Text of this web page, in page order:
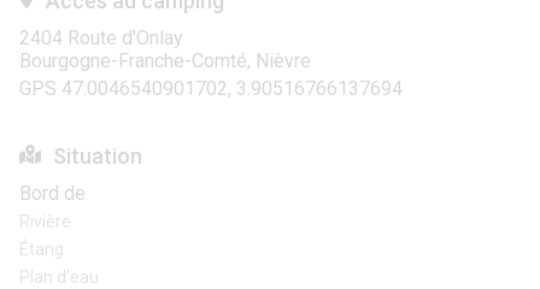
2404 Route d'Onlay
Bourgogne-Franche-Comté, Nièvre
GPS 47.0046540901702, 3.90516766137694
Situation
Bord de
Rivière
Étang
Plan d'eau